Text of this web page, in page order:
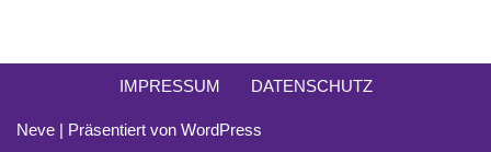
IMPRESSUM DATENSCHUTZ
Neve | Präsentiert von WordPress